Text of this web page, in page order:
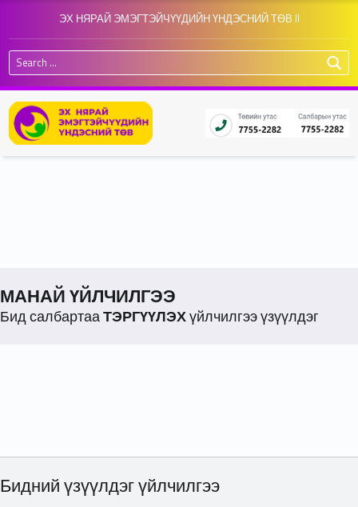
ЭХ НЯРАЙ ЭМЭГТЭЙЧҮҮДИЙН ҮНДЭСНИЙ ТӨВ II
Search for:
МАНАЙ ҮЙЛЧИЛГЭЭ
Бид салбартааТЭРГҮҮЛЭХүйлчилгээ үзүүлдэг
Бидний үзүүлдэг үйлчилгээ